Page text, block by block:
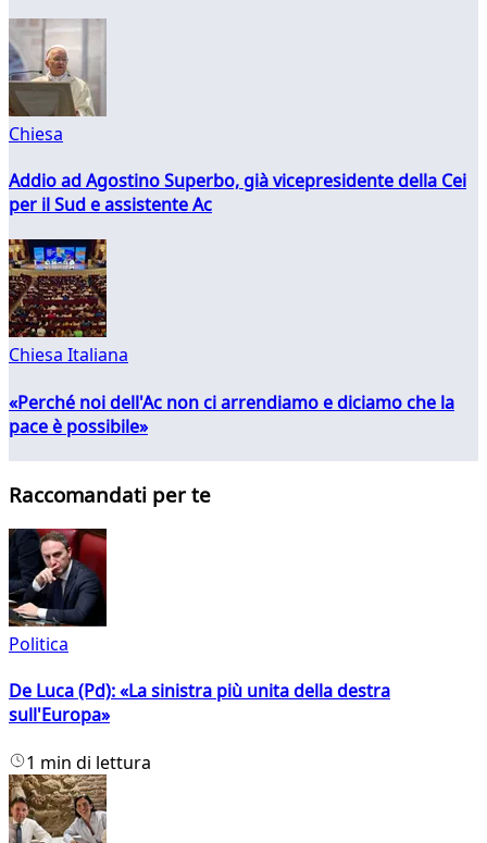
Chiesa
Addio ad Agostino Superbo, già vicepresidente della Cei
per il Sud e assistente Ac
Chiesa Italiana
«Perché noi dell'Ac non ci arrendiamo e diciamo che la
pace è possibile»
Raccomandati per te
Politica
De Luca (Pd): «La sinistra più unita della destra
sull'Europa»
1 min di lettura